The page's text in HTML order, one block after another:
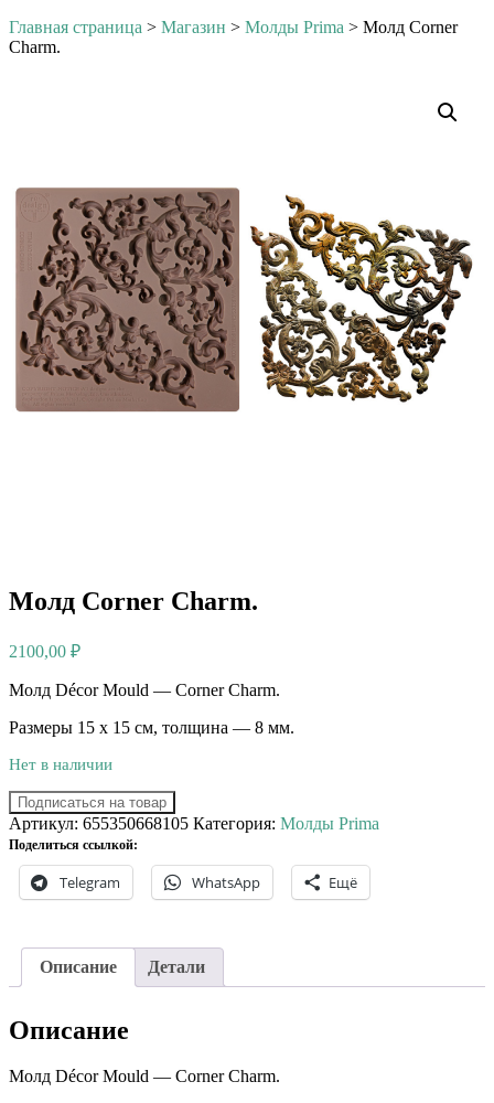
Главная страница > Магазин > Молды Prima > Молд Corner
Charm.
Молд Corner Charm.
2100,00 ₽
Молд Décor Mould — Corner Charm.
Размеры 15 х 15 см, толщина — 8 мм.
Нет в наличии
Подписаться на товар
Артикул: 655350668105 Категория: Молды Prima
Поделиться ссылкой:
Telegram WhatsApp Ещё
Описание Детали
Описание
Молд Décor Mould — Corner Charm.